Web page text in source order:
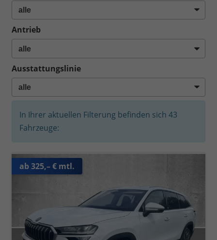
Antrieb
Ausstattungslinie
In Ihrer aktuellen Filterung befinden sich 43
Fahrzeuge:
ab 325,– € mtl.